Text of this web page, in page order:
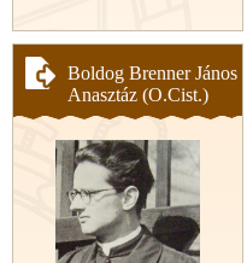
Boldog Brenner János
Anasztáz (O.Cist.)